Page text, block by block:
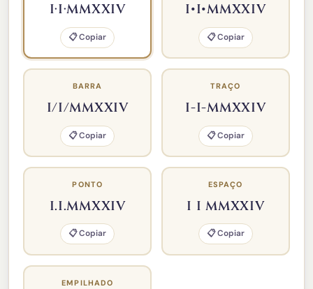
I·I·MMXXIV
📋 Copiar
I•I•MMXXIV
📋 Copiar
BARRA
I/I/MMXXIV
📋 Copiar
TRAÇO
I-I-MMXXIV
📋 Copiar
PONTO
I.I.MMXXIV
📋 Copiar
ESPAÇO
I I MMXXIV
📋 Copiar
EMPILHADO